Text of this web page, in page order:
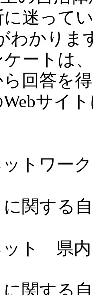
迷って
わかりま
ートは
ら回答を
サイ
トワー
関する
ト 県内
関する